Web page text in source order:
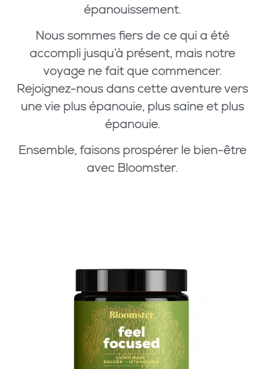
épanouissement.
Nous sommes fiers de ce qui a été
accompli jusqu’à présent, mais notre
voyage ne fait que commencer.
Rejoignez-nous dans cette aventure vers
une vie plus épanouie, plus saine et plus
épanouie.
Ensemble, faisons prospérer le bien-être
avec Bloomster.